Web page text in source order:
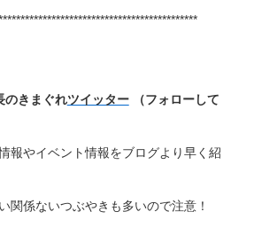
のきまぐれツイッター
（フォローして
報やイベント情報をブログより早く紹
関係ないつぶやきも多いので注意！